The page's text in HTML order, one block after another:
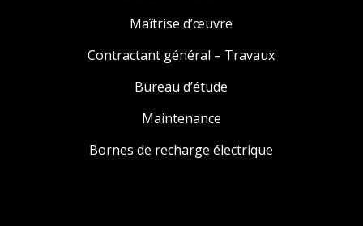
Maîtrise d’œuvre
Contractant général – Travaux
Bureau d’étude
Maintenance
Bornes de recharge électrique